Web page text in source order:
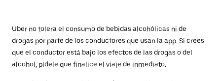
Uber no tolera el consumo de bebidas alcohólicas ni de
drogas por parte de los conductores que usan la app. Si crees
que el conductor está bajo los efectos de las drogas o del
alcohol, pídele que finalice el viaje de inmediato.